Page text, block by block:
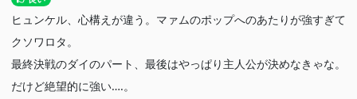
ヒュンケル、心構えが違う。マァムのポップへのあたりが強すぎて
クソワロタ。
最終決戦のダイのパート、最後はやっぱり主人公が決めなきゃな。
だけど絶望的に強い….。